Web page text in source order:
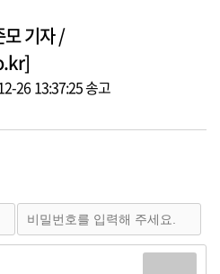
모 기자 /
26 13:37:25 송고